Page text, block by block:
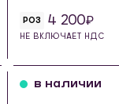
РОЗ 4 200
НЕ ВКЛЮЧАЕТ НДС
в наличии